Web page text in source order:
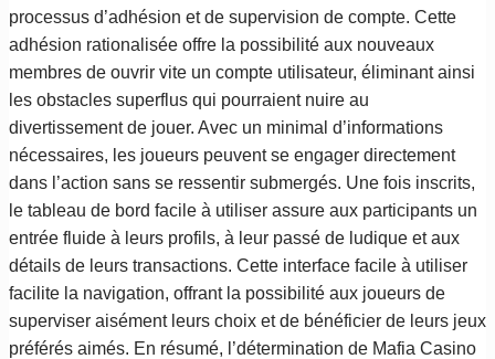
processus d’adhésion et de supervision de compte. Cette
adhésion rationalisée offre la possibilité aux nouveaux
membres de ouvrir vite un compte utilisateur, éliminant ainsi
les obstacles superflus qui pourraient nuire au
divertissement de jouer. Avec un minimal d’informations
nécessaires, les joueurs peuvent se engager directement
dans l’action sans se ressentir submergés. Une fois inscrits,
le tableau de bord facile à utiliser assure aux participants un
entrée fluide à leurs profils, à leur passé de ludique et aux
détails de leurs transactions. Cette interface facile à utiliser
facilite la navigation, offrant la possibilité aux joueurs de
superviser aisément leurs choix et de bénéficier de leurs jeux
préférés aimés. En résumé, l’détermination de Mafia Casino